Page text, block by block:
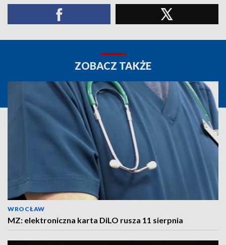
ZOBACZ TAKŻE
WROCŁAW
MZ: elektroniczna karta DiLO rusza 11 sierpnia